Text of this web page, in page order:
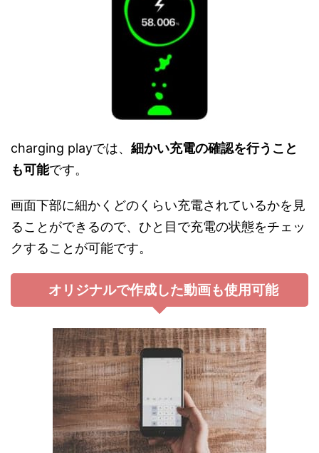
charging playでは、 細かい充電の確認を行うこと
も可能です。
画面下部に細かくどのくらい充電されているかを見
ることができるので、ひと目で充電の状態をチェッ
クすることが可能です。
オリジナルで作成した動画も使用可能